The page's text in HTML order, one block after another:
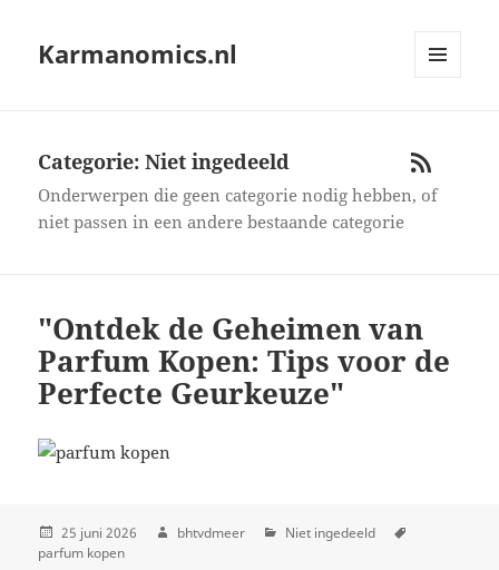
Karmanomics.nl
RSS
Categorie: Niet ingedeeld
Onderwerpen die geen categorie nodig hebben, of
niet passen in een andere bestaande categorie
"Ontdek de Geheimen van
Parfum Kopen: Tips voor de
Perfecte Geurkeuze"
25 juni 2026 bhtvdmeer
Niet ingedeeld
parfum kopen